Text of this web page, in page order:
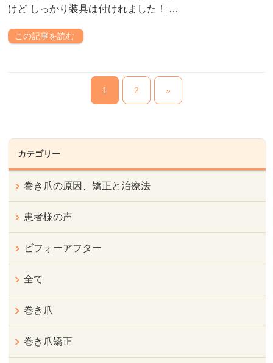
けど しっかり装具は付けれました！ …
この記事を読む
1 2 »
カテゴリー
巻き爪の原因、矯正と治療法
患者様の声
ビフォーアフター
全て
巻き爪
巻き爪矯正